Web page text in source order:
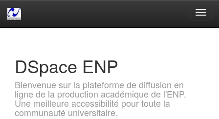
DSpace ENP
Bienvenue sur la plateforme de diffusion en
ligne de la production académique de l'ENP.
Une meilleure accessibilité pour toute la
communauté universitaire.